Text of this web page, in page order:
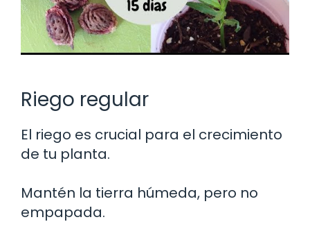
Riego regular
El riego es crucial para el crecimiento
de tu planta.
Mantén la tierra húmeda, pero no
empapada.